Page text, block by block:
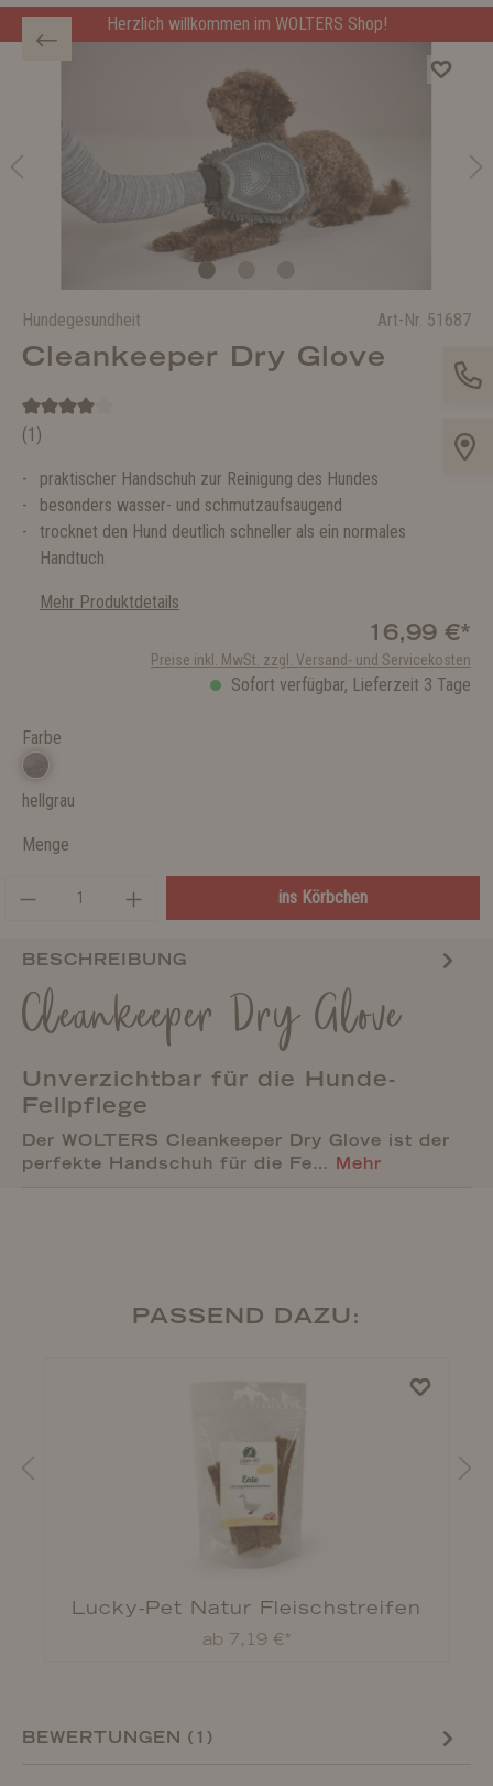
Herzlich willkommen im WOLTERS Shop!
Hundegesundheit Art-Nr. 51687
Cleankeeper Dry Glove
(1)
praktischer Handschuh zur Reinigung des Hundes
besonders wasser- und schmutzaufsaugend
trocknet den Hund deutlich schneller als ein normales
Handtuch
Mehr Produktdetails
16,99 €*
Preise inkl. MwSt. zzgl. Versand- und Servicekosten
Sofort verfügbar, Lieferzeit 3 Tage
Farbe
hellgrau
Menge
ins Körbchen
BESCHREIBUNG
Cleankeeper Dry Glove
Unverzichtbar für die Hunde-
Fellpflege
Der WOLTERS Cleankeeper Dry Glove ist der
perfekte Handschuh für die Fe… Mehr
PASSEND DAZU:
Lucky-Pet Natur Fleischstreifen
ab 7,19 €*
BEWERTUNGEN (1)